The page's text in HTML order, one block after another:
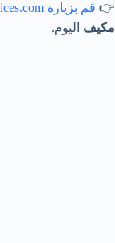
👉 قم بزيارة hailacservices.com
مكيف اليوم.